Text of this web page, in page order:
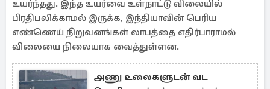
உயர்ந்தது. இந்த உயர்வை உள்நாட்டு விலையில்
பிரதிபலிக்காமல் இருக்க, இந்தியாவின் பெரிய
எண்ணெய் நிறுவனங்கள் லாபத்தை எதிர்பாராமல்
விலையை நிலையாக வைத்துள்ளன.
அணு உலைகளுடன் வட